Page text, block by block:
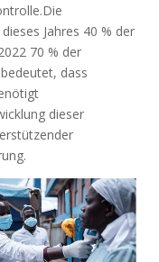
Jahres 40 % der
70 % der
dass
dieser